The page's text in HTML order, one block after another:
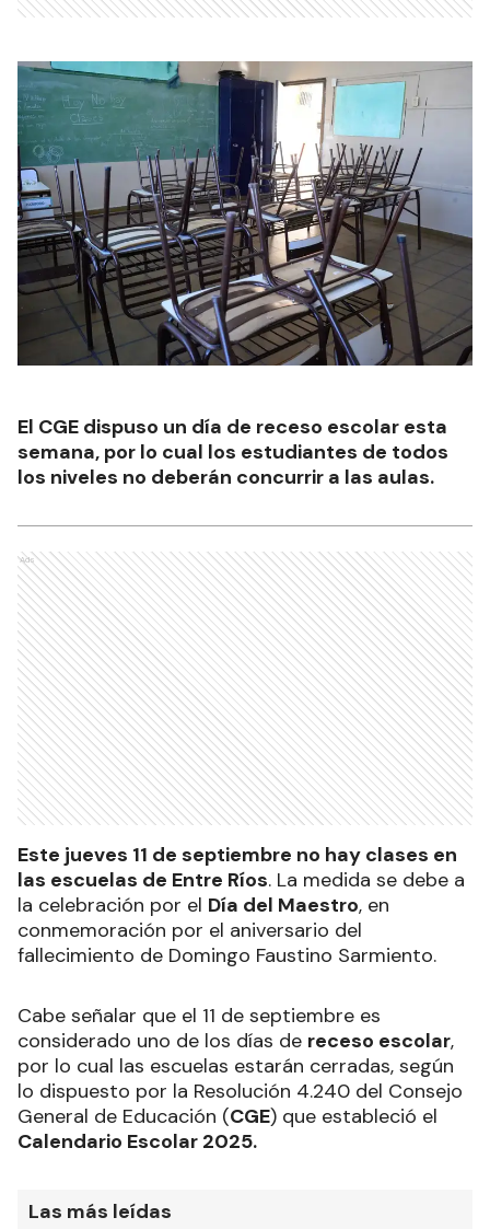
El CGE dispuso un día de receso escolar esta
semana, por lo cual los estudiantes de todos
los niveles no deberán concurrir a las aulas.
Ads
Este jueves 11 de septiembre no hay clases en
las escuelas de Entre Ríos. La medida se debe a
la celebración por el Día del Maestro, en
conmemoración por el aniversario del
fallecimiento de Domingo Faustino Sarmiento.
Cabe señalar que el 11 de septiembre es
considerado uno de los días de receso escolar,
por lo cual las escuelas estarán cerradas, según
lo dispuesto por la Resolución 4.240 del Consejo
General de Educación (CGE) que estableció el
Calendario Escolar 2025.
Las más leídas